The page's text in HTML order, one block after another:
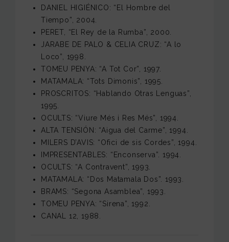
DANIEL HIGIÉNICO: “El Hombre del
Tiempo”, 2004.
PERET, “El Rey de la Rumba”, 2000.
JARABE DE PALO & CELIA CRUZ: “A lo
Loco”, 1998.
TOMEU PENYA: “A Tot Cor”, 1997.
MATAMALA: “Tots Dimonis”, 1995.
PROSCRITOS: “Hablando Otras Lenguas”,
1995.
OCULTS: “Viure Més i Res Més”, 1994.
ALTA TENSIÓN: “Aigua del Carme”, 1994.
MILERS D’AVIS: “Ofici de sis Cordes”, 1994.
IMPRESENTABLES: “Enconserva”. 1994.
OCULTS: “A Contravent”, 1993.
MATAMALA: “Dos Matamala Dos”. 1993.
BRAMS: “Segona Asamblea”, 1993.
TOMEU PENYA: “Sirena”, 1992.
CANAL 12, 1988.